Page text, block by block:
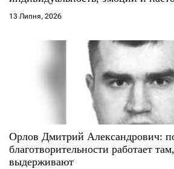
і13 Липня, 2026
Орлов Дмитрий Александрович:
благотворительности работает
выдерживают